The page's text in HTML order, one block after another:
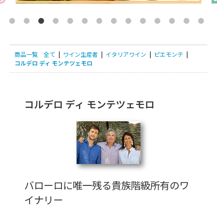
商品一覧 全て | ワイン生産者 | イタリアワイン | ピエモンテ |
コルデロ ディ モンテツェモロ
コルデロ ディ モンテツェモロ
バローロに唯一残る貴族階級所有のワ
イナリー